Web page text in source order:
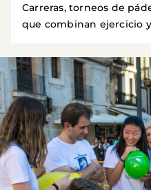
Carreras, torneos de
que combinan ejercicio
Imagen